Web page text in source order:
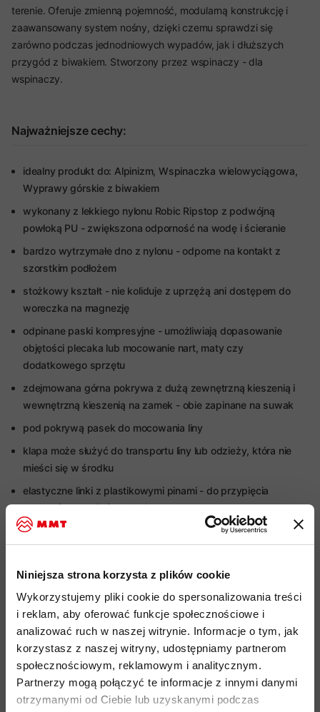
Niniejsza strona korzysta z plików cookie
Wykorzystujemy pliki cookie do spersonalizowania treści
i reklam, aby oferować funkcje społecznościowe i
analizować ruch w naszej witrynie. Informacje o tym, jak
korzystasz z naszej witryny, udostępniamy partnerom
społecznościowym, reklamowym i analitycznym.
Partnerzy mogą połączyć te informacje z innymi danymi
otrzymanymi od Ciebie lub uzyskanymi podczas
terenie. Oferuje zmienną pojemność, modularną konstrukcję i
zaawansowany system nośny, dzięki czemu sprawdzi się
zarówno podczas jednodniowych wypadów, jak i dłuższych
przygód z biwakiem. Stworzony przez wspinaczy - dla
wspinaczy.
Najważniejsze cechy:
idealny produkt do: Alpinizm, Wspinaczka wielowyciągowa,
Wyprawy górskie z biwakiem
wykonany z lekkiego nylonu Robic Ripstop z podwójną
powłoką PU - zwiększona odporność na wodę i ścieranie
bardzo wytrzymałe dno z nylonu - odporne na kontakt z
szorstkim podłożem
stożkowy kształt - nie koliduje z uprzężą ani dostępem do
woreczka na magnezję
odpinane paski kompresyjne - umożliwiają dopasowanie
objętości plecaka lub mocowanie nart, maty czy
dodatkowego sprzętu
zdejmowana górna pokrywa z dużą zewnętrzną kieszenią i
wewnętrzną kieszenią na zamek - obie zapinane na suwak
pod pokrywą pasek do mocowania liny
klapa może służyć do transportu liny lub odzieży, która nie
mieści się w środku
elastyczne linki z plastikowymi pinami - do przypięcia
czekanów lub kijków trekkingowych
w zestawie siatka na kask
przechowywania portfela, dokumentów lub innych
duża wewnętrzna kieszeń na bukłak z wodą; tekstylne pętle
na szelkach do mocowania rurki
anatomicznie ukształtowany pas biodrowy - całkowicie
odpinany lub z możliwością usunięcia wyściółki dla lekkiej
konfiguracji
pas biodrowy z pętlą sprzętową i siateczkową kieszenią na